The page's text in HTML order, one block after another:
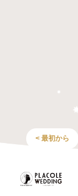
< 最初から